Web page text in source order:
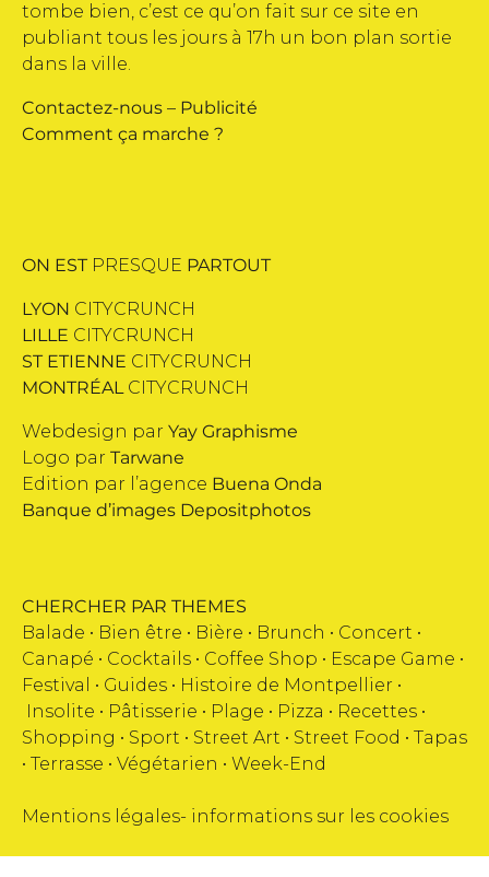
tombe bien, c’est ce qu’on fait sur ce site en
publiant tous les jours à 17h un bon plan sortie
dans la ville.
Contactez-nous – Publicité
Comment ça marche ?
ON EST PRESQUE PARTOUT
LYON CITYCRUNCH
LILLE CITYCRUNCH
ST ETIENNE CITYCRUNCH
MONTRÉALCITYCRUNCH
Webdesign par Yay Graphisme
Logo par Tarwane
Edition par l’agence Buena Onda
Banque d’images Depositphotos
CHERCHER PAR THEMES
Balade • Bien être • Bière • Brunch • Concert •
Canapé • Cocktails • Coffee Shop • Escape Game •
Festival
• Guides • Histoire de Montpellier •
Insolite • Pâtisserie • Plage • Pizza • Recettes •
Shopping • Sport • Street Art • Street Food • Tapas
• Terrasse • Végétarien • Week-End
Mentions légales- informations sur les cookies